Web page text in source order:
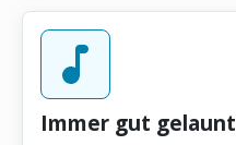
Immer gut gelaunt